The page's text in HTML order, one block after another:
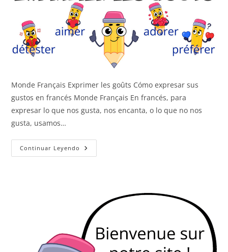
Monde Français Exprimer les goûts Cómo expresar sus
gustos en francés Monde Français En francés, para
expresar lo que nos gusta, nos encanta, o lo que no nos
gusta, usamos…
Continuar Leyendo Expresar
Los